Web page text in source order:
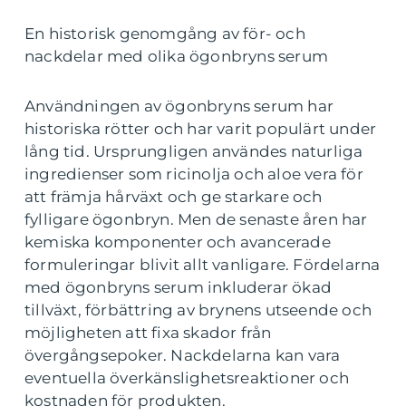
En historisk genomgång av för- och
nackdelar med olika ögonbryns serum
Användningen av ögonbryns serum har
historiska rötter och har varit populärt under
lång tid. Ursprungligen användes naturliga
ingredienser som ricinolja och aloe vera för
att främja hårväxt och ge starkare och
fylligare ögonbryn. Men de senaste åren har
kemiska komponenter och avancerade
formuleringar blivit allt vanligare. Fördelarna
med ögonbryns serum inkluderar ökad
tillväxt, förbättring av brynens utseende och
möjligheten att fixa skador från
övergångsepoker. Nackdelarna kan vara
eventuella överkänslighetsreaktioner och
kostnaden för produkten.